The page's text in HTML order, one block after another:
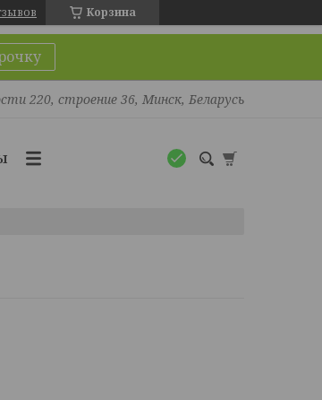
Корзина
220, строение 36, Минск, Беларусь